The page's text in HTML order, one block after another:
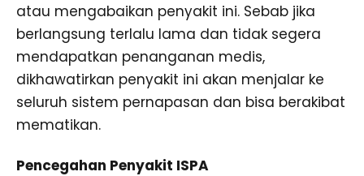
atau mengabaikan penyakit ini. Sebab jika
berlangsung terlalu lama dan tidak segera
mendapatkan penanganan medis,
dikhawatirkan penyakit ini akan menjalar ke
seluruh sistem pernapasan dan bisa berakibat
mematikan.
Pencegahan Penyakit ISPA